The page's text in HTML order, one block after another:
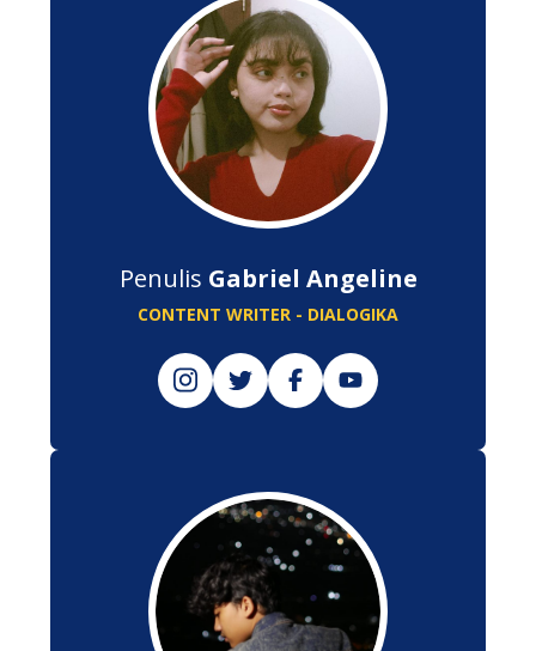
Penulis Gabriel Angeline
CONTENT WRITER - DIALOGIKA